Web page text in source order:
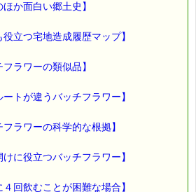
か面白い郷土史】
立つ宅地造成履歴マップ】
ラワーの類似品】
トが違うバッチフラワー】
ラワーの科学的な根拠】
に役立つバッチフラワー】
回飲むことが困難な場合】